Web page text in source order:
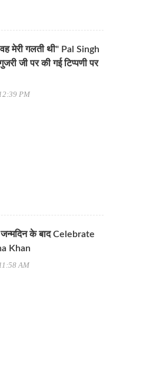
मेरी गलती थी" Pal Singh
जी पर की गई टिप्पणी पर
PM
के बाद Celebrate
Khan
AM